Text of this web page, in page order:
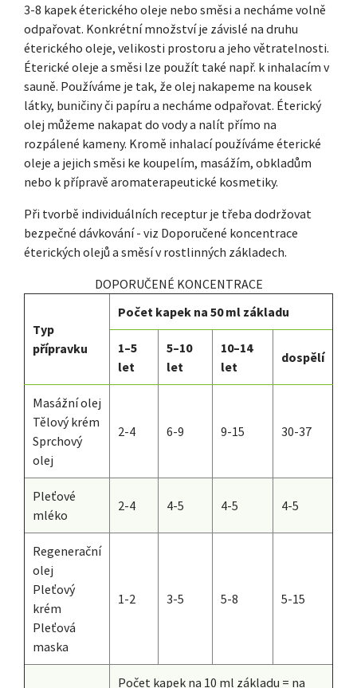
3-8 kapek éterického oleje nebo směsi a necháme volně
odpařovat. Konkrétní množství je závislé na druhu
éterického oleje, velikosti prostoru a jeho větratelnosti.
Éterické oleje a směsi lze použít také např. k inhalacím v
sauně. Používáme je tak, že olej nakapeme na kousek
látky, buničiny či papíru a necháme odpařovat. Éterický
olej můžeme nakapat do vody a nalít přímo na
rozpálené kameny. Kromě inhalací používáme éterické
oleje a jejich směsi ke koupelím, masážím, obkladům
nebo k přípravě aromaterapeutické kosmetiky.
Při tvorbě individuálních receptur je třeba dodržovat
bezpečné dávkování - viz Doporučené koncentrace
éterických olejů a směsí v rostlinných základech.
DOPORUČENÉ KONCENTRACE
Typ
přípravku
Počet kapek na 50 ml základu
1–5
let
5–10
let
10–14
let
dospělí
Masážní olej
Tělový krém
Sprchový
olej
2-4 6-9 9-15 30-37
Pleťové
mléko
2-4 4-5 4-5 4-5
Regenerační
olej
Pleťový
krém
Pleťová
maska
1-2 3-5 5-8 5-15
Počet kapek na 10 ml základu = na